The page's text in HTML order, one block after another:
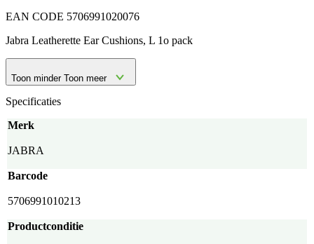
Zwart
EAN CODE 5706991020076
Jabra Leatherette Ear Cushions, L 1o pack
Toon minder Toon meer
Specificaties
Merk
JABRA
Barcode
5706991010213
Productconditie